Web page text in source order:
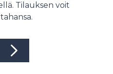
Tilauksen voit